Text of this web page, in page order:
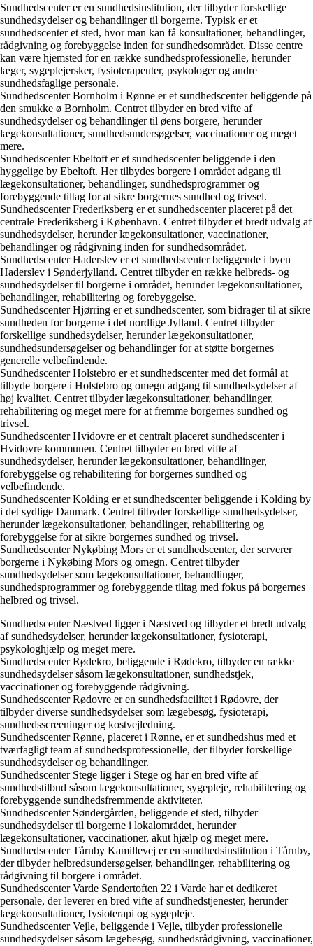
Sundhedscenter er en sundhedsinstitution, der tilbyder forskellige
sundhedsydelser og behandlinger til borgerne. Typisk er et
sundhedscenter et sted, hvor man kan få konsultationer, behandlinger,
rådgivning og forebyggelse inden for sundhedsområdet. Disse centre
kan være hjemsted for en række sundhedsprofessionelle, herunder
læger, sygeplejersker, fysioterapeuter, psykologer og andre
sundhedsfaglige personale.
Sundhedscenter Bornholm i Rønne er et sundhedscenter beliggende på
den smukke ø Bornholm. Centret tilbyder en bred vifte af
sundhedsydelser og behandlinger til øens borgere, herunder
lægekonsultationer, sundhedsundersøgelser, vaccinationer og meget
mere.
Sundhedscenter Ebeltoft er et sundhedscenter beliggende i den
hyggelige by Ebeltoft. Her tilbydes borgere i området adgang til
lægekonsultationer, behandlinger, sundhedsprogrammer og
forebyggende tiltag for at sikre borgernes sundhed og trivsel.
Sundhedscenter Frederiksberg er et sundhedscenter placeret på det
centrale Frederiksberg i København. Centret tilbyder et bredt udvalg af
sundhedsydelser, herunder lægekonsultationer, vaccinationer,
behandlinger og rådgivning inden for sundhedsområdet.
Sundhedscenter Haderslev er et sundhedscenter beliggende i byen
Haderslev i Sønderjylland. Centret tilbyder en række helbreds- og
sundhedsydelser til borgerne i området, herunder lægekonsultationer,
behandlinger, rehabilitering og forebyggelse.
Sundhedscenter Hjørring er et sundhedscenter, som bidrager til at sikre
sundheden for borgerne i det nordlige Jylland. Centret tilbyder
forskellige sundhedsydelser, herunder lægekonsultationer,
sundhedsundersøgelser og behandlinger for at støtte borgernes
generelle velbefindende.
Sundhedscenter Holstebro er et sundhedscenter med det formål at
tilbyde borgere i Holstebro og omegn adgang til sundhedsydelser af
høj kvalitet. Centret tilbyder lægekonsultationer, behandlinger,
rehabilitering og meget mere for at fremme borgernes sundhed og
trivsel.
Sundhedscenter Hvidovre er et centralt placeret sundhedscenter i
Hvidovre kommunen. Centret tilbyder en bred vifte af
sundhedsydelser, herunder lægekonsultationer, behandlinger,
forebyggelse og rehabilitering for borgernes sundhed og
velbefindende.
Sundhedscenter Kolding er et sundhedscenter beliggende i Kolding by
i det sydlige Danmark. Centret tilbyder forskellige sundhedsydelser,
herunder lægekonsultationer, behandlinger, rehabilitering og
forebyggelse for at sikre borgernes sundhed og trivsel.
Sundhedscenter Nykøbing Mors er et sundhedscenter, der serverer
borgerne i Nykøbing Mors og omegn. Centret tilbyder
sundhedsydelser som lægekonsultationer, behandlinger,
sundhedsprogrammer og forebyggende tiltag med fokus på borgernes
helbred og trivsel.
Sundhedscenter Næstved ligger i Næstved og tilbyder et bredt udvalg
af sundhedsydelser, herunder lægekonsultationer, fysioterapi,
psykologhjælp og meget mere.
Sundhedscenter Rødekro, beliggende i Rødekro, tilbyder en række
sundhedsydelser såsom lægekonsultationer, sundhedstjek,
vaccinationer og forebyggende rådgivning.
Sundhedscenter Rødovre er en sundhedsfacilitet i Rødovre, der
tilbyder diverse sundhedsydelser som lægebesøg, fysioterapi,
sundhedsscreeninger og kostvejledning.
Sundhedscenter Rønne, placeret i Rønne, er et sundhedshus med et
tværfagligt team af sundhedsprofessionelle, der tilbyder forskellige
sundhedsydelser og behandlinger.
Sundhedscenter Stege ligger i Stege og har en bred vifte af
sundhedstilbud såsom lægekonsultationer, sygepleje, rehabilitering og
forebyggende sundhedsfremmende aktiviteter.
Sundhedscenter Søndergården, beliggende et sted, tilbyder
sundhedsydelser til borgerne i lokalområdet, herunder
lægekonsultationer, vaccinationer, akut hjælp og meget mere.
Sundhedscenter Tårnby Kamillevej er en sundhedsinstitution i Tårnby,
der tilbyder helbredsundersøgelser, behandlinger, rehabilitering og
rådgivning til borgere i området.
Sundhedscenter Varde Søndertoften 22 i Varde har et dedikeret
personale, der leverer en bred vifte af sundhedstjenester, herunder
lægekonsultationer, fysioterapi og sygepleje.
Sundhedscenter Vejle, beliggende i Vejle, tilbyder professionelle
sundhedsydelser såsom lægebesøg, sundhedsrådgivning, vaccinationer,